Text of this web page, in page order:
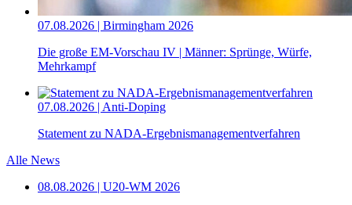
07.08.2026 | Birmingham 2026
Die große EM-Vorschau IV | Männer: Sprünge, Würfe,
Mehrkampf
07.08.2026 | Anti-Doping
Statement zu NADA-Ergebnismanagementverfahren
Alle News
08.08.2026 | U20-WM 2026